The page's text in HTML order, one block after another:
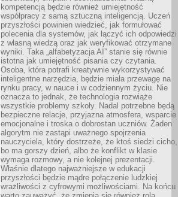
kompetencją będzie również umiejętność
współpracy z samą sztuczną inteligencją. Uczeń
przyszłości powinien wiedzieć, jak formułować
polecenia dla systemów, jak łączyć ich odpowiedzi
z własną wiedzą oraz jak weryfikować otrzymane
wyniki. Taka „alfabetyzacja AI” stanie się równie
istotna jak umiejętność pisania czy czytania.
Osoba, która potrafi kreatywnie wykorzystywać
inteligentne narzędzia, będzie miała przewagę na
rynku pracy, w nauce i w codziennym życiu. Nie
oznacza to jednak, że technologia rozwiąże
wszystkie problemy szkoły. Nadal potrzebne będą
bezpieczne relacje, przyjazna atmosfera, wsparcie
emocjonalne i troska o dobrostan uczniów. Żaden
algorytm nie zastąpi uważnego spojrzenia
nauczyciela, który dostrzeże, że ktoś siedzi cicho,
bo ma gorszy dzień, albo że konflikt w klasie
wymaga rozmowy, a nie kolejnej prezentacji.
Właśnie dlatego najważniejsze w edukacji
przyszłości będzie mądre połączenie ludzkiej
wrażliwości z cyfrowymi możliwościami. Na końcu